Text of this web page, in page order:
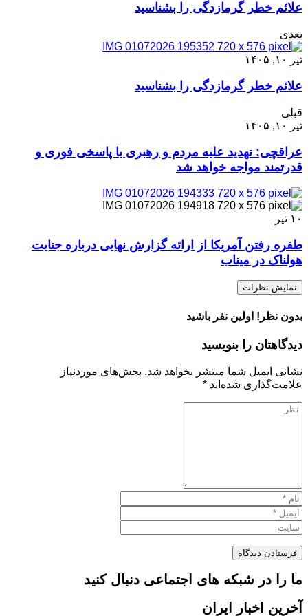
علائم خطر گرمازدگی را بشناسید
بعدی
تیر ۱۰, ۱۴۰۵
علائم خطر گرمازدگی را بشناسید
قبلی
تیر ۱۰, ۱۴۰۵
عراقچی: تهدید علیه مردم و رهبری با پاسخی فوری و
قدرتمند مواجه خواهد شد
۱۰ تیر
طفره رفتن آمریکا از ارائه گزارش نهایی درباره جنایت
هولناک در میناب
نمایش نظرات
بدون نظر! اولین نفر باشید
دیدگاهتان را بنویسید
نشانی ایمیل شما منتشر نخواهد شد. بخش‌های موردنیاز
علامت‌گذاری شده‌اند *
ما را در شبکه های اجتماعی دنبال کنید
آخرین اخبار ایران